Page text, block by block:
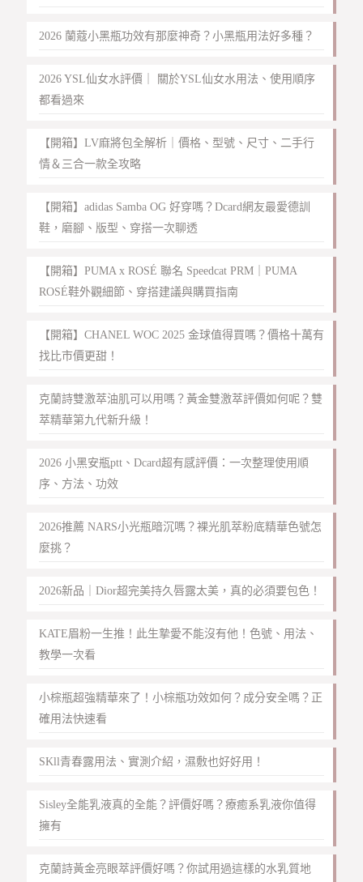
2026 蘭蔻小黑瓶功效有那麼神奇？小黑瓶用法好多種？
2026 YSL仙女水評價｜ 關於YSL仙女水用法、使用順序
都看過來
【開箱】LV麻將包全解析｜價格、型號、尺寸、二手行
情＆三合一款全攻略
【開箱】adidas Samba OG 好穿嗎？Dcard網友最愛德訓
鞋，磨腳、版型、穿搭一次聊透
【開箱】PUMA x ROSÉ 聯名 Speedcat PRM｜PUMA
ROSÉ鞋外觀細節、穿搭建議與購買指南
【開箱】CHANEL WOC 2025 金球值得買嗎？價格十萬有
找比市價更甜！
克蘭詩雙激萃油肌可以用嗎？黃金雙激萃評價如何呢？雙
萃精華第九代新升級！
2026 小黑安瓶ptt、Dcard超有感評價：一次整理使用順
序、方法、功效
2026推薦 NARS小光瓶暗沉嗎？裸光肌萃粉底精華色號怎
麼挑？
2026新品｜Dior超完美持久唇露太美，真的必須要包色！
KATE眉粉一生推！此生摯愛不能沒有他！色號、用法、
教學一次看
小棕瓶超強精華來了！小棕瓶功效如何？成分安全嗎？正
確用法快速看
SKll青春露用法、實測介紹，濕敷也好好用！
Sisley全能乳液真的全能？評價好嗎？療癒系乳液你值得
擁有
克蘭詩黃金亮眼萃評價好嗎？你試用過這樣的水乳質地